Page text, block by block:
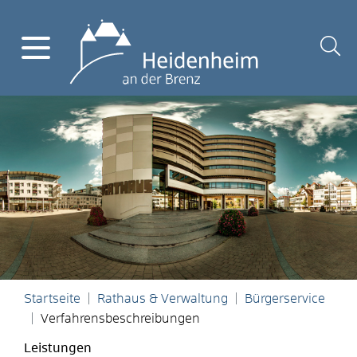
Startseite Rathaus & Verwaltung
Bürgerservice
Verfahrensbeschreibungen
Leistungen